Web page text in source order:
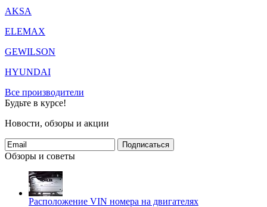
AKSA
ELEMAX
GEWILSON
HYUNDAI
Все производители
Будьте в курсе!
Новости, обзоры и акции
Подписаться
Обзоры и советы
Расположение VIN номера на двигателях